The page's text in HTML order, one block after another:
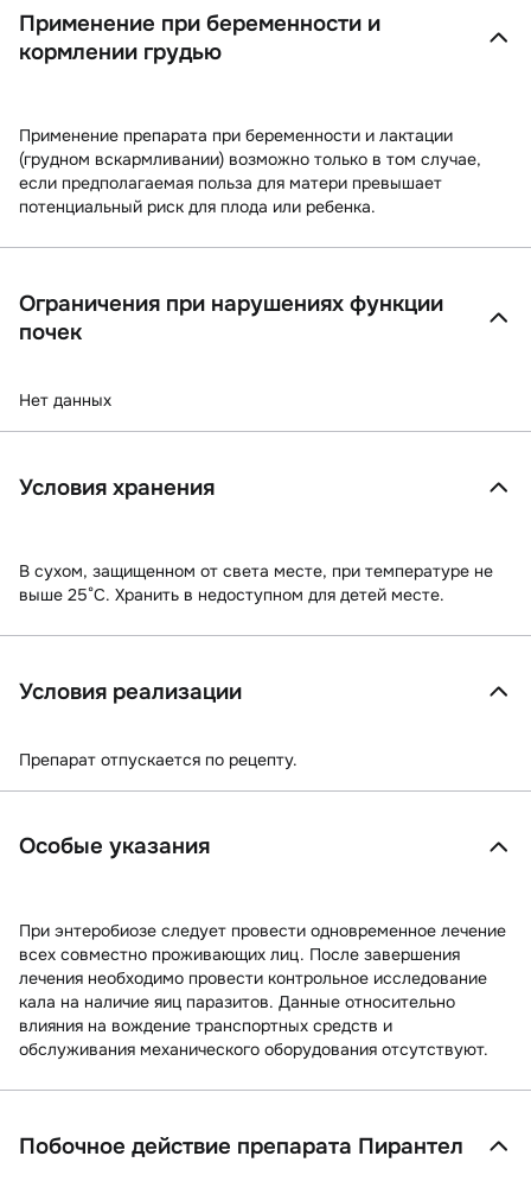
Применение при беременности и
кормлении грудью
Применение препарата при беременности и лактации
(грудном вскармливании) возможно только в том случае,
если предполагаемая польза для матери превышает
потенциальный риск для плода или ребенка.
Ограничения при нарушениях функции
почек
Нет данных
Условия хранения
В сухом, защищенном от света месте, при температуре не
выше 25°С. Хранить в недоступном для детей месте.
Условия реализации
Препарат отпускается по рецепту.
Особые указания
При энтеробиозе следует провести одновременное лечение
всех совместно проживающих лиц. После завершения
лечения необходимо провести контрольное исследование
кала на наличие яиц паразитов. Данные относительно
влияния на вождение транспортных средств и
обслуживания механического оборудования отсутствуют.
Побочное действие препарата Пирантел